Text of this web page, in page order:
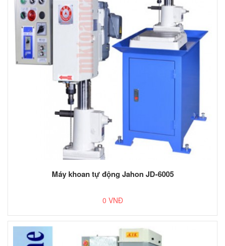
Máy khoan tự động Jahon JD-6005
0 VNĐ